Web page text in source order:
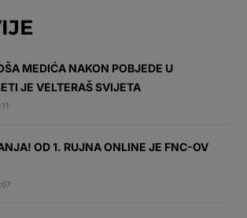
MEDIĆA NAKON POBJEDE U
JE VELTERAŠ SVIJETA
OD 1. RUJNA ONLINE JE FNC-OV